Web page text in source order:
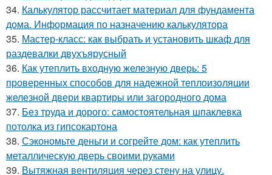
34. Калькулятор рассчитает материал для фундамента
дома. Информация по назначению калькулятора
35. Мастер-класс: как выбрать и установить шкаф для
раздевалки двухъярусный
36. Как утеплить входную железную дверь: 5
проверенных способов для надежной теплоизоляции
железной двери квартиры или загородного дома
37. Без труда и дорого: самостоятельная шпаклевка
потолка из гипсокартона
38. Сэкономьте деньги и согрейте дом: как утеплить
металлическую дверь своими руками
39. Вытяжная вентиляция через стену на улицу.